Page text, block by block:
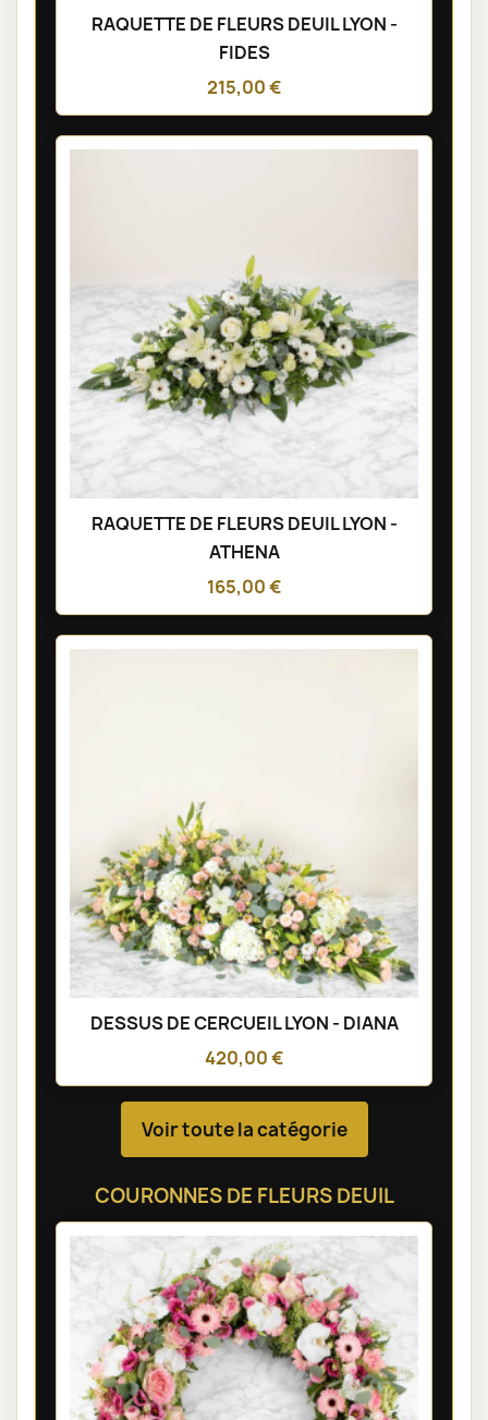
RAQUETTE DE FLEURS DEUIL LYON -
FIDES
215,00 €
RAQUETTE DE FLEURS DEUIL LYON -
ATHENA
165,00 €
DESSUS DE CERCUEIL LYON - DIANA
420,00 €
Voir toute la catégorie
COURONNES DE FLEURS DEUIL